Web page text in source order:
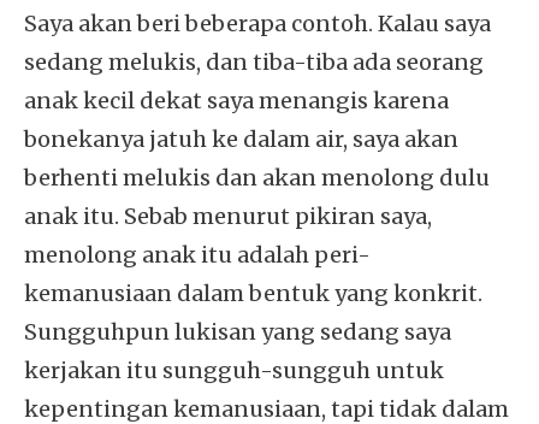
Saya akan beri beberapa contoh. Kalau saya
sedang melukis, dan tiba-tiba ada seorang
anak kecil dekat saya menangis karena
bonekanya jatuh ke dalam air, saya akan
berhenti melukis dan akan menolong dulu
anak itu. Sebab menurut pikiran saya,
menolong anak itu adalah peri-
kemanusiaan dalam bentuk yang konkrit.
Sungguhpun lukisan yang sedang saya
kerjakan itu sungguh-sungguh untuk
kepentingan kemanusiaan, tapi tidak dalam